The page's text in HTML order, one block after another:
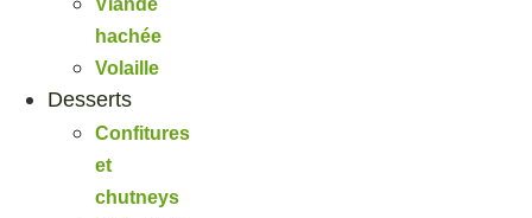
Viande
hachée
Volaille
Desserts
Confitures
et
chutneys